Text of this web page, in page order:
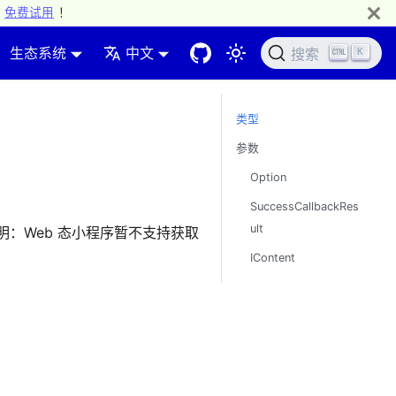
免费试用 ！
生态系统 中文 搜索 K
：Web 态小程序暂不支持获取
类型
参数
Option
SuccessCallbackRes
ult
IContent